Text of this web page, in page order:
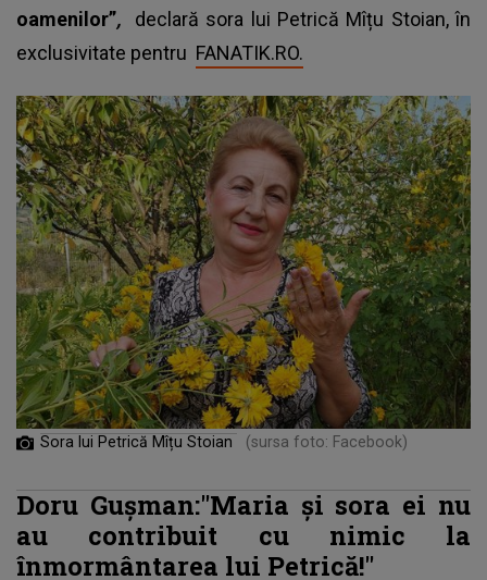
oamenilor”,
declară sora lui Petrică Mîțu Stoian, în
exclusivitate pentru FANATIK.RO.
Sora lui Petrică Mîțu Stoian (sursa foto: Facebook)
Doru Gușman:"Maria și sora ei nu
au contribuit cu nimic la
înmormântarea lui Petrică!"